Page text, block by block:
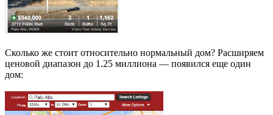
Сколько же стоит относительно нормальный дом? Расширяем
ценовой диапазон до 1.25 миллиона — появился еще один
дом: